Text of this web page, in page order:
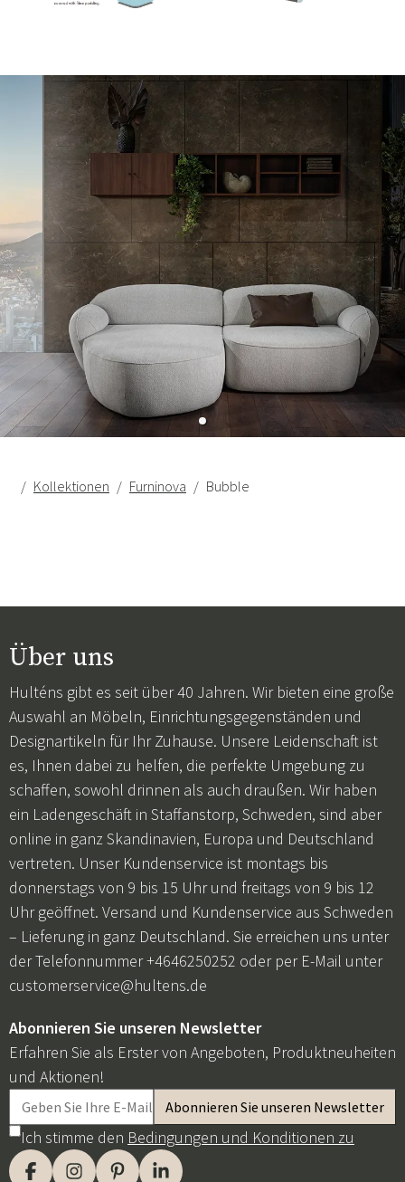
Kollektionen Furninova Bubble
Über uns
Hulténs gibt es seit über 40 Jahren. Wir bieten eine große
Auswahl an Möbeln, Einrichtungsgegenständen und
Designartikeln für Ihr Zuhause. Unsere Leidenschaft ist
es, Ihnen dabei zu helfen, die perfekte Umgebung zu
schaffen, sowohl drinnen als auch draußen. Wir haben
ein Ladengeschäft in Staffanstorp, Schweden, sind aber
online in ganz Skandinavien, Europa und Deutschland
vertreten. Unser Kundenservice ist montags bis
donnerstags von 9 bis 15 Uhr und freitags von 9 bis 12
Uhr geöffnet. Versand und Kundenservice aus Schweden
– Lieferung in ganz Deutschland. Sie erreichen uns unter
der Telefonnummer +4646250252 oder per E-Mail unter
customerservice@hultens.de
Abonnieren Sie unseren Newsletter
Erfahren Sie als Erster von Angeboten, Produktneuheiten
und Aktionen!
Ich stimme den Bedingungen und Konditionen zu